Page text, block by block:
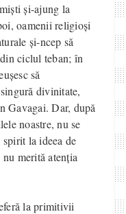
și-ajung la
oamenii religioși
și-ncep să
ciclul teban; în
să
divinitate,
Gavagai. Dar, după
noastre, nu se
la ideea de
nu merită atenția
la primitivii